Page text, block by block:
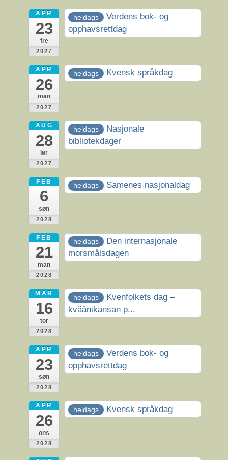
APR
23
fre
2027
heldags
Verdens bok- og
opphavsrettdag
APR
26
man
2027
heldags Kvensk språkdag
AUG
28
lør
2027
heldags
Nasjonale
bibliotekdager
FEB
6
søn
2028
heldags Samenes nasjonaldag
FEB
21
man
2028
heldags
Den internasjonale
morsmålsdagen
MAR
16
tor
2028
heldags
Kvenfolkets dag –
kväänikansan p...
APR
23
søn
2028
heldags
Verdens bok- og
opphavsrettdag
APR
26
ons
2028
heldags Kvensk språkdag